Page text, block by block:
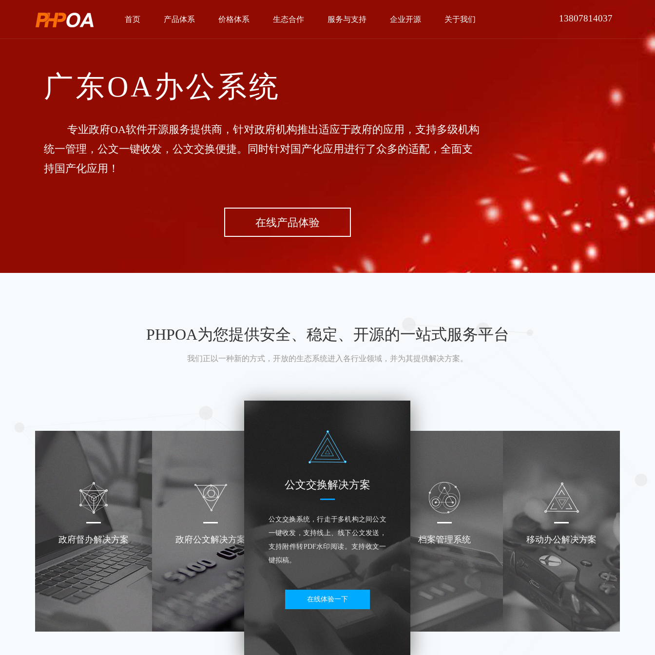
首页 产品体系 价格体系 生态合作 服务与支持 企业开源 关于我们 13807814037
广东OA办公系统
专业政府OA软件开源服务提供商，针对政府机构推出适应于政府的应用，支持多级机构
统一管理，公文一键收发，公文交换便捷。同时针对国产化应用进行了众多的适配，全面支
持国产化应用！
在线产品体验
PHPOA为您提供安全、稳定、开源的一站式服务平台
我们正以一种新的方式，开放的生态系统进入各行业领域，并为其提供解决方案。
政府督办解决方案 政府公文解决方案
公文交换解决方案
公文交换系统，行走于多机构之间公文
一键收发，支持线上、线下公文发送，
支持附件转PDF水印阅读。支持收文一
键拟稿。
在线体验一下
档案管理系统 移动办公解决方案